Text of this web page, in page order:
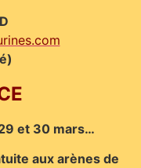
et 30 mars…
aux arènes de